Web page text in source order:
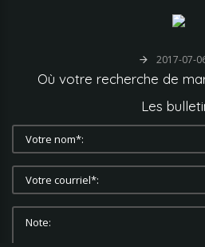
2017-07-
Où votre recherche de
Les